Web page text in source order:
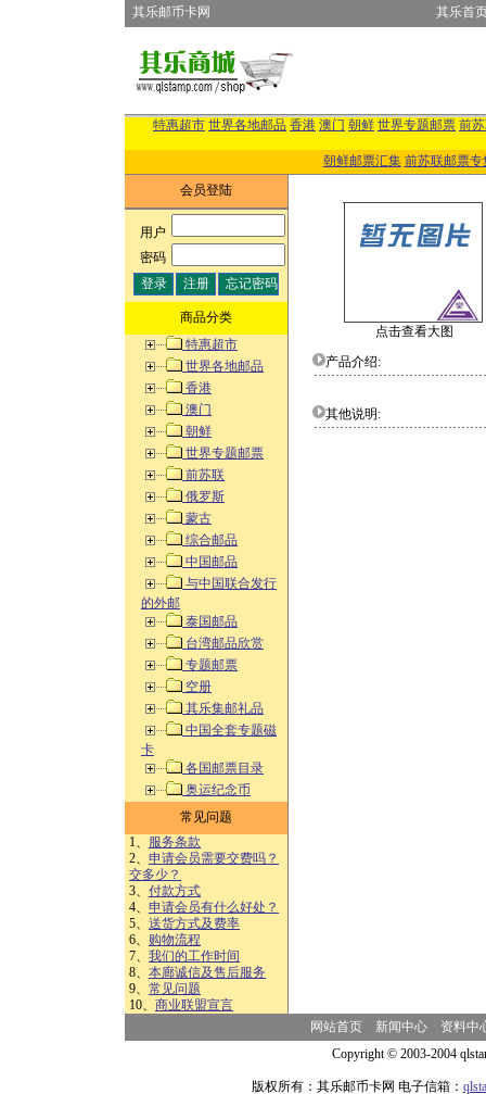
其乐邮币卡网 其乐首
特惠超市 世界各地邮品 香港 澳门 朝鲜 世界专题邮票 前
朝鲜邮票汇集 前苏联邮票专
会员登陆
用户:
密码:
商品分类
特惠超市
世界各地邮品
香港
澳门
朝鲜
世界专题邮票
前苏联
俄罗斯
蒙古
综合邮品
中国邮品
与中国联合发行
的外邮
泰国邮品
台湾邮品欣赏
专题邮票
空册
其乐集邮礼品
中国全套专题磁
卡
各国邮票目录
奥运纪念币
常见问题
1、 服务条款
2、 申请会员需要交费吗？
交多少？
3、 付款方式
4、 申请会员有什么好处？
5、 送货方式及费率
6、 购物流程
7、 我们的工作时间
8、 本廊诚信及售后服务
9、 常见问题
10、 商业联盟宣言
点击查看大图
产品介绍:
其他说明:
网站首页 新闻中心
资料中
Copyright © 2003-2004
版权所有：其乐邮币卡网 电子信箱：